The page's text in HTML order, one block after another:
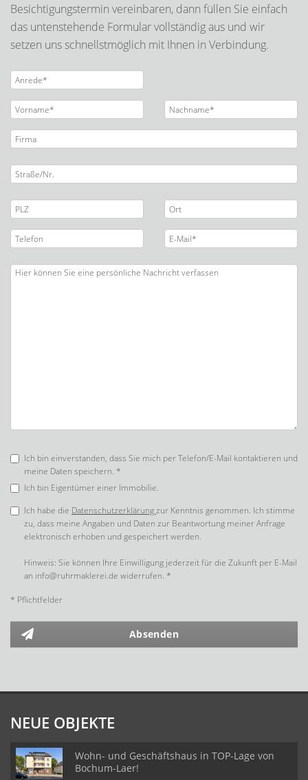
Besichtigungstermin vereinbaren, dann füllen Sie einfach
das untenstehende Formular vollständig aus und wir
setzen uns schnellstmöglich mit Ihnen in Verbindung.
Ich bin einverstanden, dass Sie mich per Telefon/E-Mail kontaktieren und
meine Daten speichern. *
Ich bin Eigentümer einer Immobilie.
Ich habe die Datenschutzerklärungzur Kenntnis genommen. Ich stimme
zu, dass meine Angaben und Daten zur Beantwortung meiner Anfrage
elektronisch erhoben und gespeichert werden.
Hinweis: Sie können Ihre Einwilligung jederzeit für die Zukunft per E-Mail
an info@ruhrmaklerei.de widerrufen. *
* Pflichtfelder
Absenden
NEUE OBJEKTE
Wohn- und Geschäftshaus in TOP-Lage von
Bochum-Laer!